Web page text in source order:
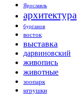
Ярославль
архитектура
бурганов
восток
выставка
дарвиновский
живопись
животные
зоопарк
игрушки